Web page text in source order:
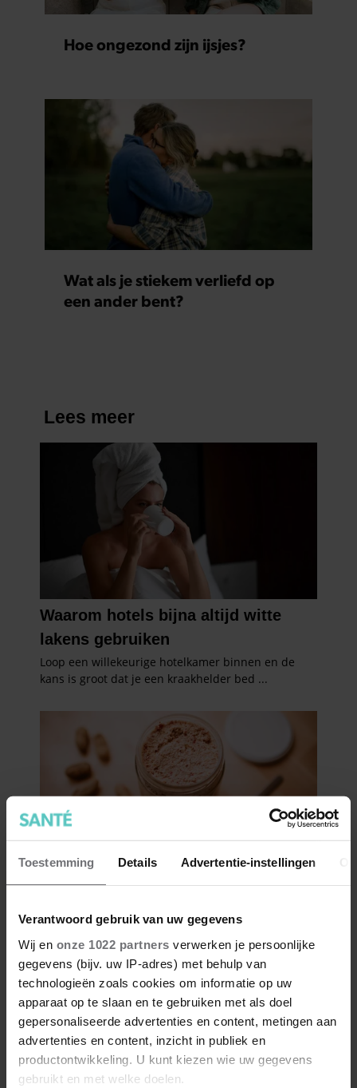
Toestemming Details Advertentie-instellingen
Verantwoord gebruik van uw gegevens
Wij en onze 1022 partners verwerken je persoonlijke
gegevens (bijv. uw IP-adres) met behulp van
technologieën zoals cookies om informatie op uw
apparaat op te slaan en te gebruiken met als doel
gepersonaliseerde advertenties en content, metingen aan
advertenties en content, inzicht in publiek en
productontwikkeling. U kunt kiezen wie uw gegevens
gebruikt en met welke doelen.
Hoe ongezond zijn ijsjes?
Wat als je stiekem verliefd op
een ander bent?